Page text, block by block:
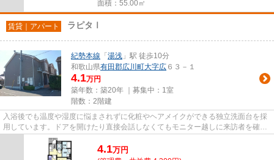
面積：55.00㎡
賃貸｜アパート ラピタⅠ
紀勢本線 「 湯浅 」駅 徒歩10分
和歌山県有田郡広川町大字広 ６３－１
4.1万円
築年数：築20年 ｜募集中： 1室
階数：2階建
入浴後でも温度や湿度に悩まされずに化粧やヘアメイクができる独立洗面台を採
用しています。ドアを開けたり直接会話しなくてもモニター越しに来訪者を確認
できるモニター付きインター...
4.1万円